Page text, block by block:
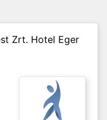
Zrt. Hotel Eger